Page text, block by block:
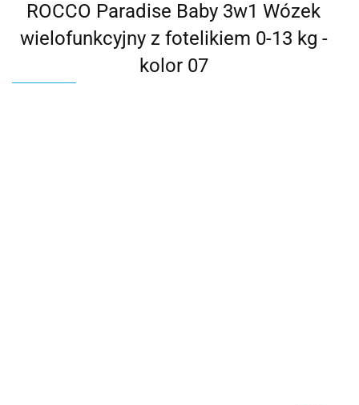
ROCCO Paradise Baby 3w1 Wózek
wielofunkcyjny z fotelikiem 0-13 kg -
kolor 07